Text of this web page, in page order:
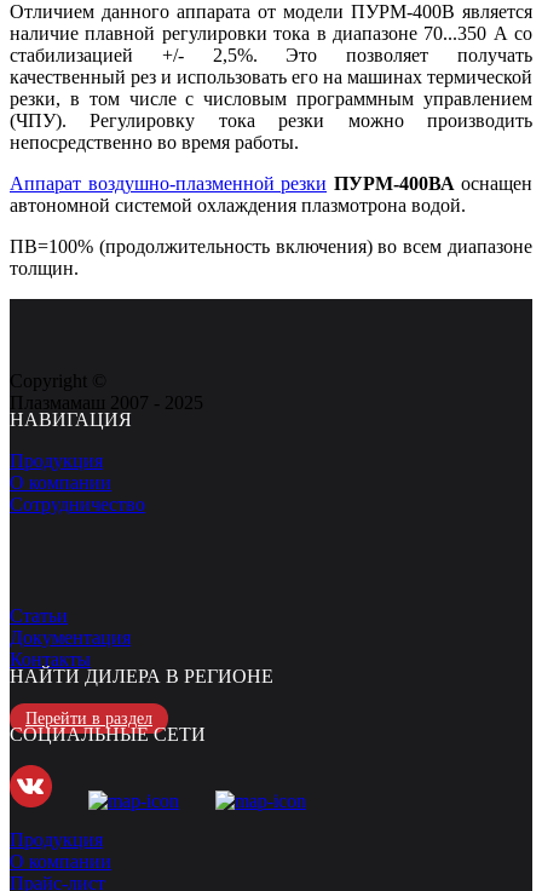
Отличием данного аппарата от модели ПУРМ-400В является
наличие плавной регулировки тока в диапазоне 70...350 А со
стабилизацией +/- 2,5%. Это позволяет получать
качественный рез и использовать его на машинах термической
резки, в том числе с числовым программным управлением
(ЧПУ). Регулировку тока резки можно производить
непосредственно во время работы.
Аппарат воздушно-плазменной резки ПУРМ-400ВАоснащен
автономной системой охлаждения плазмотрона водой.
ПВ=100% (продолжительность включения) во всем диапазоне
толщин.
Copyright ©
Плазмамаш 2007 - 2025
НАВИГАЦИЯ
Продукция
О компании
Сотрудничество
Статьи
Документация
Контакты
НАЙТИ ДИЛЕРА В РЕГИОНЕ
Перейти в раздел
СОЦИАЛЬНЫЕ СЕТИ
Продукция
О компании
Прайс-лист